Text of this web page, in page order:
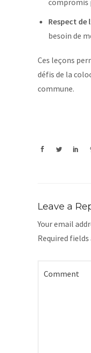
compromis
Respect de
besoin de
Ces leçons
défis de la
commune.
Leave a
Your email
Required